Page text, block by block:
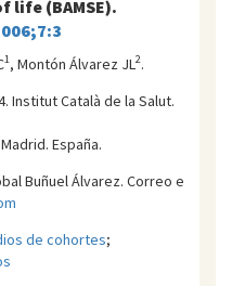
(BAMSE).
1, Montón Álvarez JL 2.
Institut Català de la Salut.
España.
Buñuel Álvarez. Correo e
de cohortes;